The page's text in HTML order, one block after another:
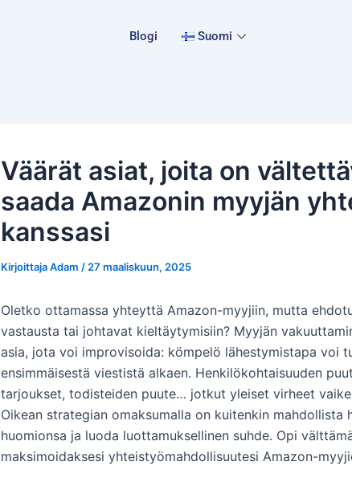
Blogi Suomi
Väärät asiat, joita on
saada Amazonin myyjän
kanssasi
KirjoittajaAdam / 27 maaliskuun, 2025
Oletko ottamassa yhteyttä Amazon-myyjiin, mutta
vastausta tai johtavat kieltäytymisiin? Myyjän
asia, jota voi improvisoida: kömpelö lähestymistapa voi
ensimmäisestä viestistä alkaen. Henkilökohtaisuuden
tarjoukset, todisteiden puute… jotkut yleiset virheet
Oikean strategian omaksumalla on kuitenkin mahdollista
huomionsa ja luoda luottamuksellinen suhde. Opi
maksimoidaksesi yhteistyömahdollisuutesi Amazon-